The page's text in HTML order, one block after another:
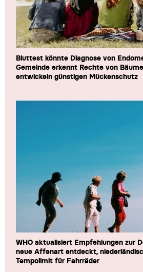
Bluttest könnte Diagnose von
Gemeinde erkennt Rechte von
entwickeln günstigen Mückenschutz
WHO aktualisiert Empfehlungen zur
neue Affenart entdeckt,
Tempolimit für Fahrräder